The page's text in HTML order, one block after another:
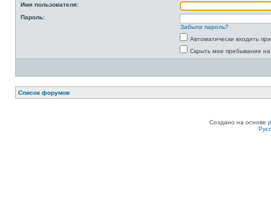
Имя пользователя:
Пароль:
Забыли пароль?
Автоматически входить
Скрыть мое пребывание
Список форумов
Создано на основе